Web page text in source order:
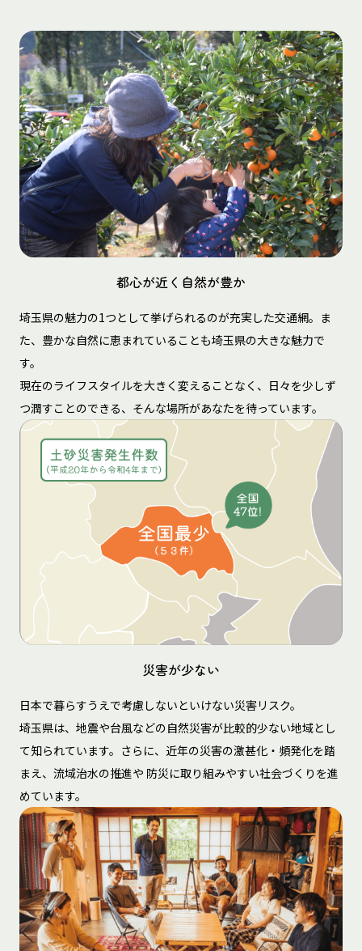
都心が近く自然が豊か
埼玉県の魅力の1つとして挙げられるのが充実した交通網。ま
た、豊かな自然に恵まれていることも埼玉県の大きな魅力で
す。
現在のライフスタイルを大きく変えることなく、日々を少しず
つ潤すことのできる、そんな場所があなたを待っています。
災害が少ない
日本で暮らすうえで考慮しないといけない災害リスク。
埼玉県は、地震や台風などの自然災害が比較的少ない地域とし
て知られています。さらに、近年の災害の激甚化・頻発化を踏
まえ、流域治水の推進や 防災に取り組みやすい社会づくりを進
めています。